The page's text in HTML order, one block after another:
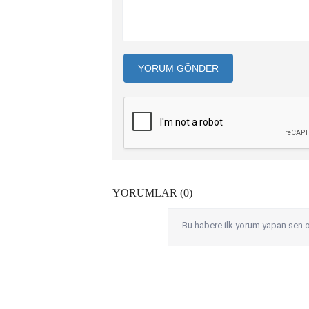
YORUM GÖNDER
YORUMLAR (0)
Bu habere ilk yorum yapan sen